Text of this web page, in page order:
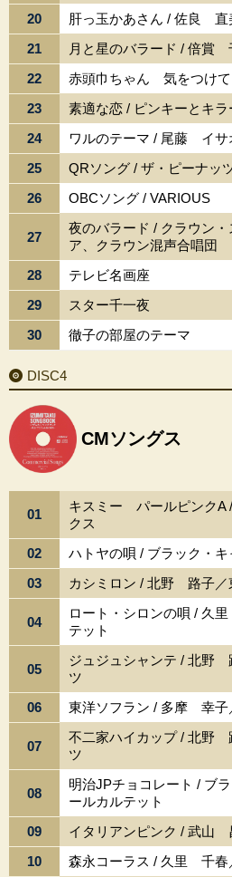
20
肝っ玉かあさん / 佐良 直
21
月と星のバラード / 倍賞
22
赤頭巾ちゃん 気をつけ
23
素適な恋 / ピンキーとキラ
24
ワルのテーマ / 尾藤 イサ
25
QRソング / ザ・ピーナッ
26
OBCソング / VARIOUS
27
夜のバラード / クラウン
ア、クラウン混声合唱団
28
テレビ名画座
29
スター千一夜
30
徹子の部屋のテーマ
DISC4
CMソングス
01
キスミー パールピンクA
クス
02
ハトヤの唄 / ブラック・キ
03
カシミロン / 北野 路子／
04
ロート・シロンの唄 / 久
テット
05
ジュジュシャンテ / 北野
ツ
06
東洋ソフラン / 多摩 幸子
07
不二家ハイカップ / 北野
ツ
08
明治JPチョコレート / ブ
ールカルテット
09
イタリアンピンク / 武山
10
森永コーラス / 久里 千春